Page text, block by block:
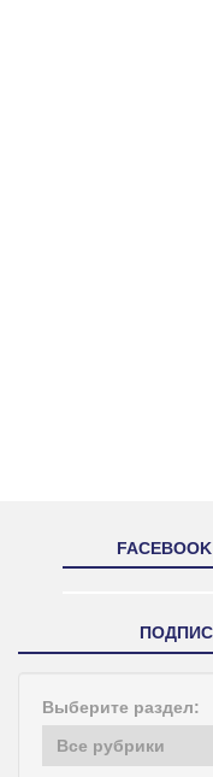
FACEBOOK
Выберите раздел: